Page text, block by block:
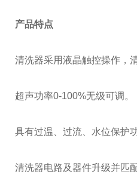
产品特点
清洗器采用液晶触控操作，
超声功率0-100%无级可调。
具有过温、过流、水位保护
清洗器电路及器件升级并匹